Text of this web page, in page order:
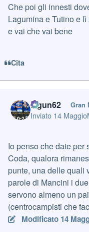
Che poi gli innesti
Lagumina e Tutino e
e vai che vai bene
Cita
Iagun62 Gran
Inviato 14 Maggio
Io penso che date per
Coda, qualora
punte, una delle quali
parole di Mancini i
servono almeno un
(centrocampisti che
Modificato 14